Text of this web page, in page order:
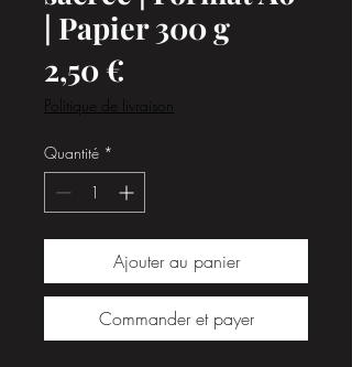
| Papier 300 g
2,50 €
Politique de livraison
Quantité *
Ajouter au panier
Commander et payer